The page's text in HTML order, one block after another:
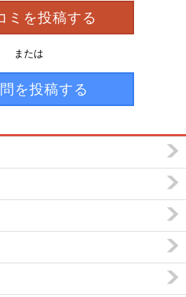
ミを投稿する
または
を投稿する